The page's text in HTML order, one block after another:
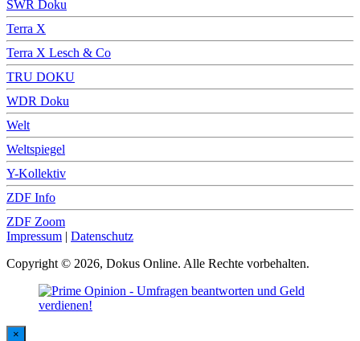
SWR Doku
Terra X
Terra X Lesch & Co
TRU DOKU
WDR Doku
Welt
Weltspiegel
Y-Kollektiv
ZDF Info
ZDF Zoom
Impressum | Datenschutz
Copyright © 2026, Dokus Online. Alle Rechte vorbehalten.
×